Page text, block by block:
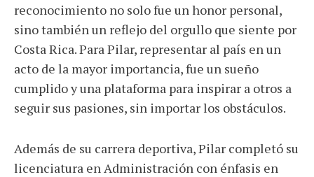
reconocimiento no solo fue un honor personal,
sino también un reflejo del orgullo que siente por
Costa Rica. Para Pilar, representar al país en un
acto de la mayor importancia, fue un sueño
cumplido y una plataforma para inspirar a otros a
seguir sus pasiones, sin importar los obstáculos.
Además de su carrera deportiva, Pilar completó su
licenciatura en Administración con énfasis en